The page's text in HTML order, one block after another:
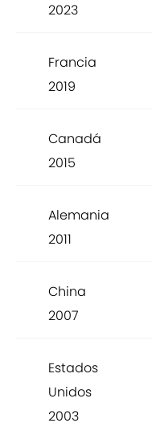
2023
Francia
2019
Canadá
2015
Alemania
2011
China
2007
Estados
Unidos
2003